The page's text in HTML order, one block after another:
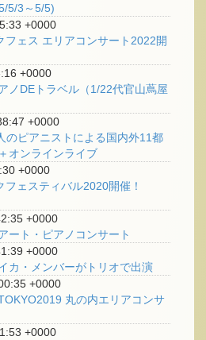
5/3～5/5)
+0000
フェス エリアコンサート2022開
+0000
ノDEトラベル（1/22代官山蔦屋
+0000
のピアニストによる国内外11都
オンラインライブ
+0000
ェスティバル2020開催！
+0000
ート・ピアノコンサート
+0000
カ・メンバーがトリオで出演
+0000
丸の内エリアコンサ
+0000